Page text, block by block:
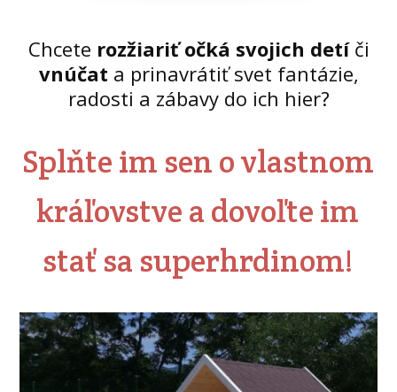
Chcete rozžiariť očká svojich detí či
vnúčat a prinavrátiť svet fantázie,
radosti a zábavy do ich hier?
Splňte im sen o vlastnom
kráľovstve a dovoľte im
stať sa superhrdinom!